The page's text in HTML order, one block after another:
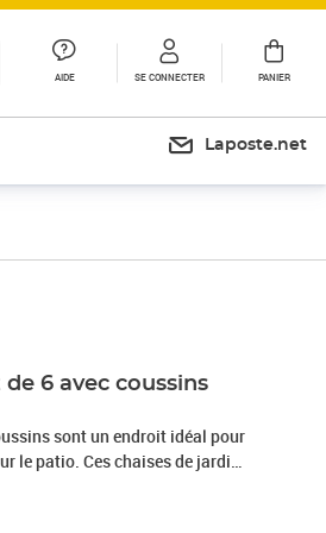
AIDE SE CONNECTER PANIER
Laposte.net
6 avec coussins
sont un endroit idéal pour
le patio. Ces chaises de jardin
solides et stables. Le bois